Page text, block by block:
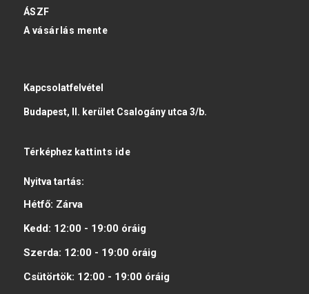
ÁSZF
A vásárlás mente
Kapcsolatfelvétel
Budapest, II. kerület Csalogány utca 3/b.
Térképhez kattints ide
Nyitva tartás:
Hétfő: Zárva
Kedd: 12:00 - 19:00 óráig
Szerda: 12:00 - 19:00 óráig
Csütörtök: 12:00 - 19:00 óráig